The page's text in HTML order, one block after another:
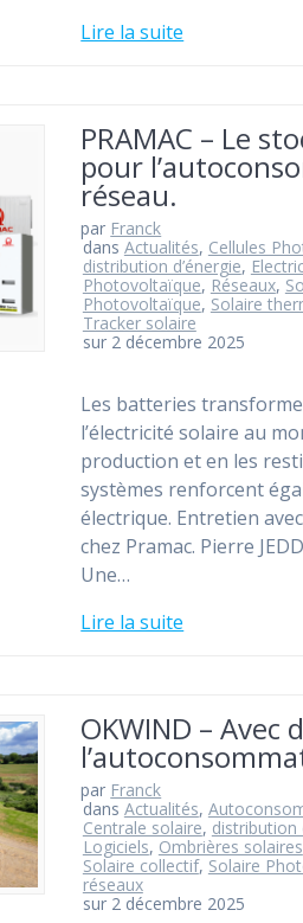
Lire la suite
PRAMAC – Le
pour
réseau.
par Franck
dans Actualités, Cellules
distribution d’énergie,
Photovoltaïque, Réseaux,
Photovoltaïque, Solaire
Tracker solaire
sur 2 décembre 2025
Les batteries
l’électricité solaire au
production et en les
systèmes renforcent
électrique. Entretien
chez Pramac. Pierre
Une…
Lire la suite
OKWIND –
par Franck
dans Actualités,
Centrale solaire, distribution
Logiciels, Ombrières solaires
Solaire collectif, Solaire
réseaux
sur 2 décembre 2025